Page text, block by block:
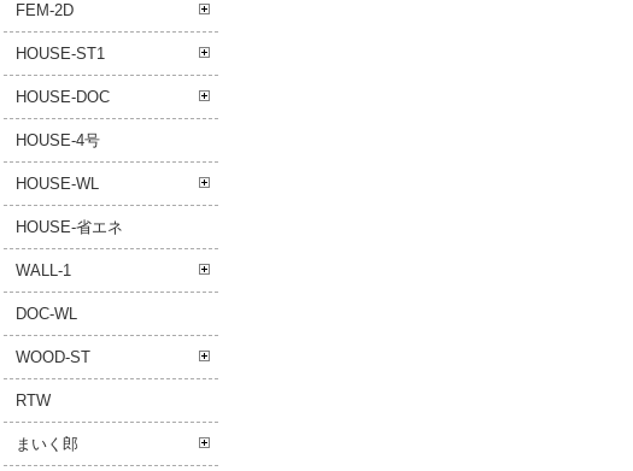
FEM-2D
HOUSE-ST1
HOUSE-DOC
HOUSE-4号
HOUSE-WL
HOUSE-省エネ
WALL-1
DOC-WL
WOOD-ST
RTW
まいく郎